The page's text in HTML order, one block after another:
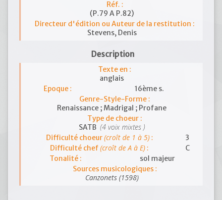
Réf. :
(P.79 A P.82)
Directeur d'édition ou Auteur de la restitution :
Stevens, Denis
Description
Texte en :
anglais
Epoque :
16ème s.
Genre-Style-Forme :
Renaissance ; Madrigal ; Profane
Type de choeur :
SATB (4 voix mixtes )
Difficulté choeur(croît de 1 à 5):
3
Difficulté chef(croît de A à E) :
C
Tonalité :
sol majeur
Sources musicologiques :
Canzonets (1598)